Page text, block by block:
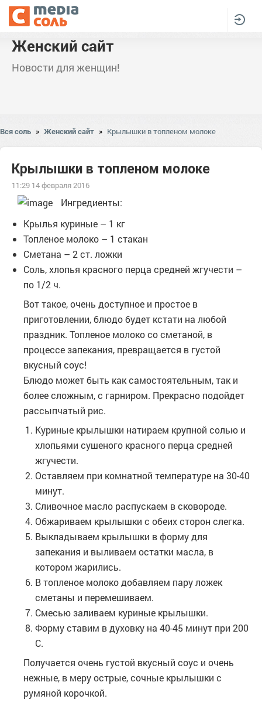
Женский сайт
Новости для женщин!
Вся соль » Женский сайт » Крылышки в топленом молоке
Крылышки в топленом молоке
11:29 14 февраля 2016
Ингредиенты:
Крылья куриные – 1 кг
Топленое молоко – 1 стакан
Сметана – 2 ст. ложки
Соль, хлопья красного перца средней жгучести –
по 1/2 ч.
Вот такое, очень доступное и простое в
приготовлении, блюдо будет кстати на любой
праздник. Топленое молоко со сметаной, в
процессе запекания, превращается в густой
вкусный соус!
Блюдо может быть как самостоятельным, так и
более сложным, с гарниром. Прекрасно подойдет
рассыпчатый рис.
Куриные крылышки натираем крупной солью и
хлопьями сушеного красного перца средней
жгучести.
Оставляем при комнатной температуре на 30-40
минут.
Сливочное масло распускаем в сковороде.
Обжариваем крылышки с обеих сторон слегка.
Выкладываем крылышки в форму для
запекания и выливаем остатки масла, в
котором жарились.
В топленое молоко добавляем пару ложек
сметаны и перемешиваем.
Смесью заливаем куриные крылышки.
Форму ставим в духовку на 40-45 минут при 200
С.
Получается очень густой вкусный соус и очень
нежные, в меру острые, сочные крылышки с
румяной корочкой.